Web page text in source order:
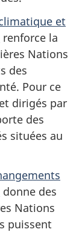
et
renforce la
Nations
des
Pour ce
dirigés par
des
situées au
donne des
Nations
puissent